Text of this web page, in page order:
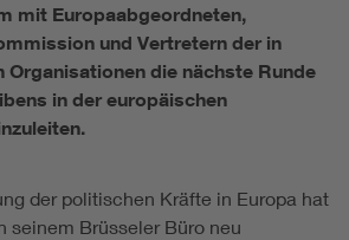
mit Europaabgeordneten,
und Vertretern der in
Organisationen die nächste Runde
in der europäischen
der politischen Kräfte in Europa hat
seinem Brüsseler Büro neu